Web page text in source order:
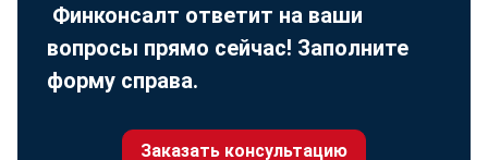
Финконсалт ответит на ваши
вопросы прямо сейчас! Заполните
форму справа.
Заказать консультацию